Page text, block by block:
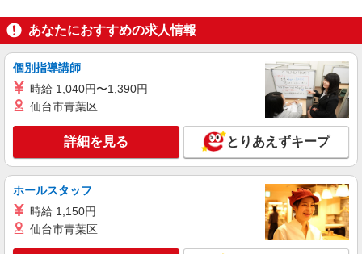
派遣社員
株式会社kotrio /●MT-H-1854235
福祉看護は人生のサポーター。シニア住宅の看
時給2000円〜2500円＜交通費全額支給/日払
キープ 詳細を見る
派遣社員
株式会社kotrio /●MT-H-1980680
松本市＊看護助手＊日払いOK！推し活の軍資
あなたにおすすめの求人情報
個別指導講師
時給 1,040円〜1,390円
仙台市青葉区
詳細を見る とりあえずキープ
ホールスタッフ
時給 1,150円
仙台市青葉区